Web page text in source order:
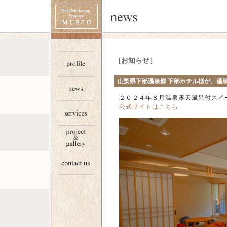
［お知らせ］
山梨県下部温泉郷 下部ホテル様が、温
２０２４年８月温泉露天風呂付ス
公式サイトはこちら